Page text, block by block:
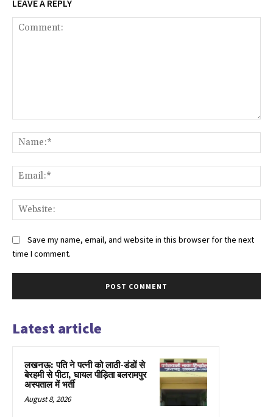
LEAVE A REPLY
Save my name, email, and website in this browser for the next
time I comment.
Latest article
लखनऊ: पति ने पत्नी को लाठी-डंडों से
बेरहमी से पीटा, घायल पीड़िता बलरामपुर
अस्पताल में भर्ती
August 8, 2026